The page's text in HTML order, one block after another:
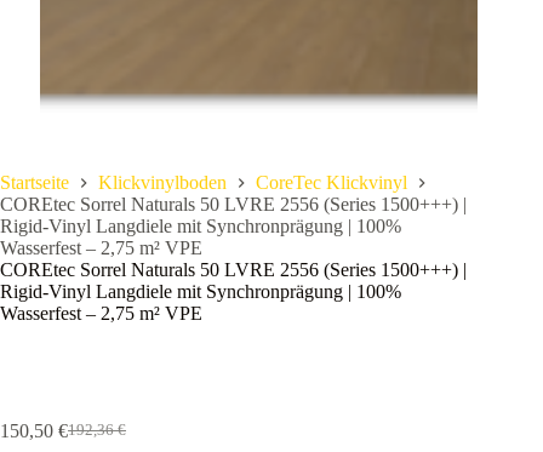
Startseite Klickvinylboden
CoreTec Klickvinyl
COREtec Sorrel Naturals 50 LVRE 2556 (Series 1500+++) |
Rigid-Vinyl Langdiele mit Synchronprägung | 100%
Wasserfest – 2,75 m² VPE
COREtec Sorrel Naturals 50 LVRE 2556 (Series 1500+++) |
Rigid-Vinyl Langdiele mit Synchronprägung | 100%
Wasserfest – 2,75 m² VPE
192,36€
Ursprünglicher
150,50 €Aktueller